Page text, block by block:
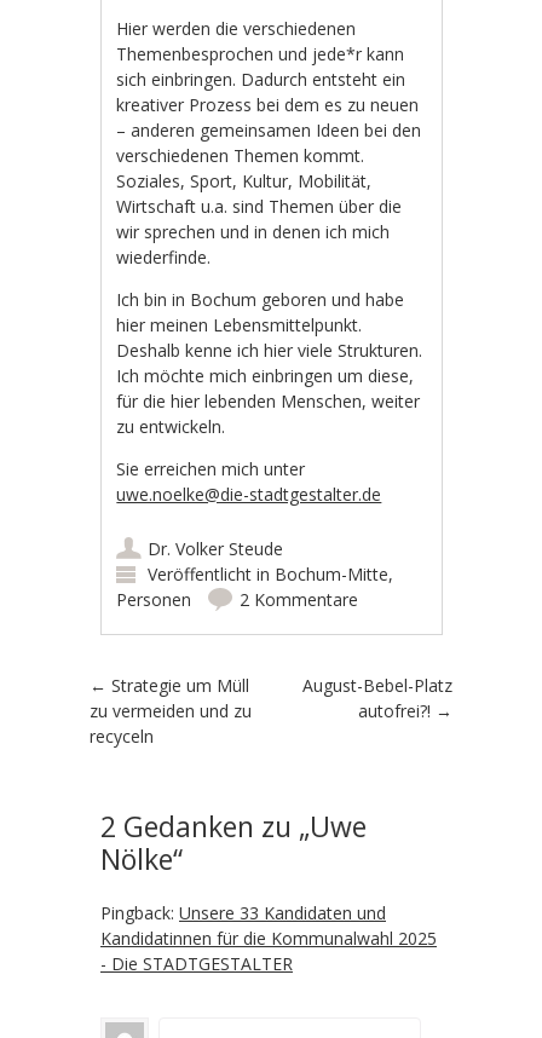
Hier werden die verschiedenen
Themenbesprochen und jede*r kann
sich einbringen. Dadurch entsteht ein
kreativer Prozess bei dem es zu neuen
– anderen gemeinsamen Ideen bei den
verschiedenen Themen kommt.
Soziales, Sport, Kultur, Mobilität,
Wirtschaft u.a. sind Themen über die
wir sprechen und in denen ich mich
wiederfinde.
Ich bin in Bochum geboren und habe
hier meinen Lebensmittelpunkt.
Deshalb kenne ich hier viele Strukturen.
Ich möchte mich einbringen um diese,
für die hier lebenden Menschen, weiter
zu entwickeln.
Sie erreichen mich unter
uwe.noelke@die-stadtgestalter.de
Dr. Volker Steude
Veröffentlicht in Bochum-Mitte,
Personen
2 Kommentare
Artikel-Navigation
← Strategie um Müll
zu vermeiden und zu
recyceln
August-Bebel-Platz
autofrei?! →
2 Gedanken zu „Uwe
Nölke“
Pingback: Unsere 33 Kandidaten und
Kandidatinnen für die Kommunalwahl 2025
- Die STADTGESTALTER